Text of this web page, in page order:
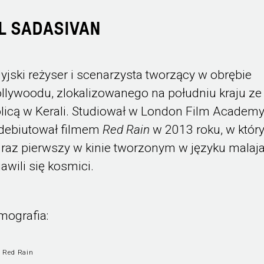
SADASIVAN
reżyser i scenarzysta tworzący w obrębie
zlokalizowanego na południu kraju ze
w Kerali. Studiował w London Film
filmemRed Rain w 2013 roku, w
pierwszy w kinie tworzonym w języku
się kosmici.
Red Rain